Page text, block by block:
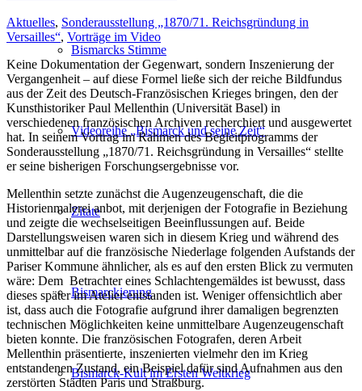
Bismarcks Stimme
Videoreihe „Bismarck und seine Zeit“
Zitate
Bismarckierung
Bismarck-Kult im Ersten Weltkrieg
Aktuelles, Sonderausstellung „1870/71. Reichsgründung in
Versailles“, Vorträge im Video
Keine Dokumentation der Gegenwart, sondern Inszenierung der
Vergangenheit – auf diese Formel ließe sich der reiche Bildfundus
aus der Zeit des Deutsch-Französischen Krieges bringen, den der
Kunsthistoriker Paul Mellenthin (Universität Basel) in
verschiedenen französischen Archiven recherchiert und ausgewertet
hat. In seinem Vortrag im Rahmen des Begleitprogramms der
Sonderausstellung „1870/71. Reichsgründung in Versailles“ stellte
er seine bisherigen Forschungsergebnisse vor.
Mellenthin setzte zunächst die Augenzeugenschaft, die die
Historienmalerei anbot, mit derjenigen der Fotografie in Beziehung
und zeigte die wechselseitigen Beeinflussungen auf. Beide
Darstellungsweisen waren sich in diesem Krieg und während des
unmittelbar auf die französische Niederlage folgenden Aufstands der
Pariser Kommune ähnlicher, als es auf den ersten Blick zu vermuten
wäre: Dem Betrachter eines Schlachtengemäldes ist bewusst, dass
dieses später im Atelier entstanden ist. Weniger offensichtlich aber
ist, dass auch die Fotografie aufgrund ihrer damaligen begrenzten
technischen Möglichkeiten keine unmittelbare Augenzeugenschaft
bieten konnte. Die französischen Fotografen, deren Arbeit
Mellenthin präsentierte, inszenierten vielmehr den im Krieg
entstandenen Zustand, ein Beispiel dafür sind Aufnahmen aus den
zerstörten Städten Paris und Straßburg.